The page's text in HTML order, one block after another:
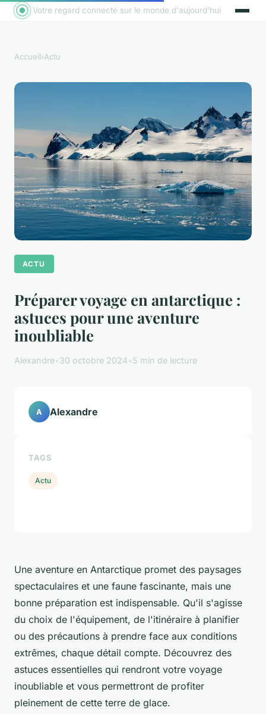
Votre regard connecté sur le monde d'aujourd'hui
Accueil›Actu
ACTU
Préparer voyage en antarctique :
astuces pour une aventure
inoubliable
Alexandre•30 octobre 2024•5 min de lecture
Une aventure en Antarctique promet des paysages
spectaculaires et une faune fascinante, mais une
bonne préparation est indispensable. Qu'il s'agisse
du choix de l'équipement, de l'itinéraire à planifier
ou des précautions à prendre face aux conditions
extrêmes, chaque détail compte. Découvrez des
astuces essentielles qui rendront votre voyage
inoubliable et vous permettront de profiter
pleinement de cette terre de glace.
A Alexandre
TAGS
Actu